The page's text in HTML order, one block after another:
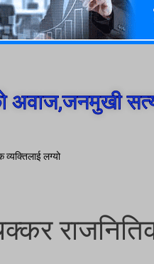
अवाज,जनमुखी
व्यक्तिलाई लग्यो